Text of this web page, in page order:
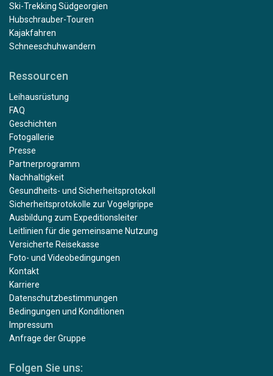
Ski-Trekking Südgeorgien
Hubschrauber-Touren
Kajakfahren
Schneeschuhwandern
Ressourcen
Leihausrüstung
FAQ
Geschichten
Fotogallerie
Presse
Partnerprogramm
Nachhaltigkeit
Gesundheits- und Sicherheitsprotokoll
Sicherheitsprotokolle zur Vogelgrippe
Ausbildung zum Expeditionsleiter
Leitlinien für die gemeinsame Nutzung
Versicherte Reisekasse
Foto- und Videobedingungen
Kontakt
Karriere
Datenschutzbestimmungen
Bedingungen und Konditionen
Impressum
Anfrage der Gruppe
Folgen Sie uns: